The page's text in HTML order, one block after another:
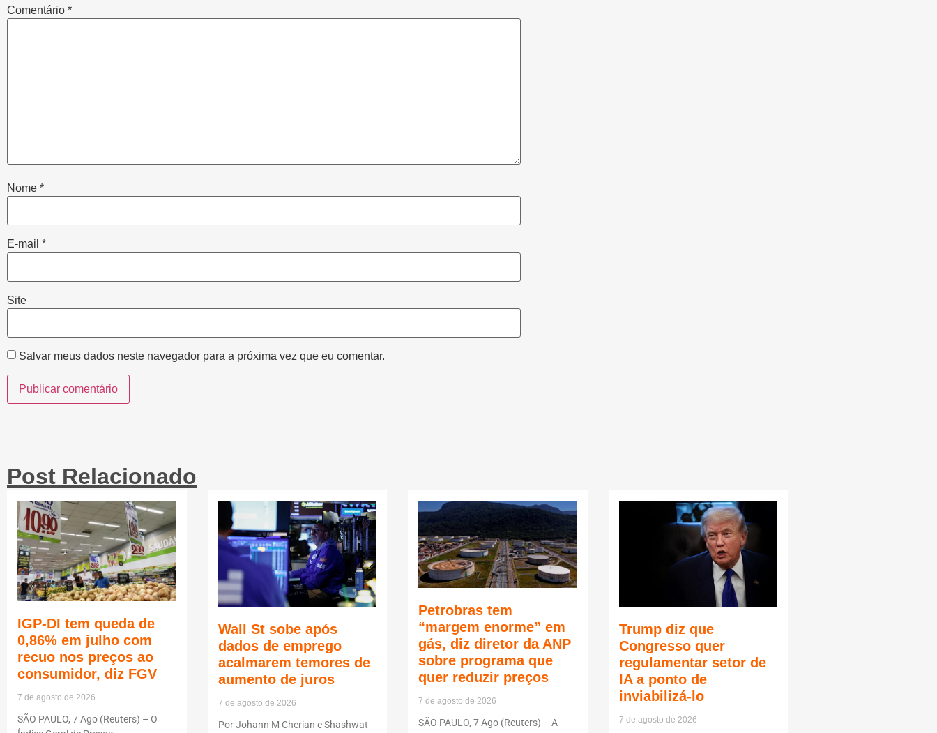
Comentário *
Nome *
E-mail *
Site
Salvar meus dados neste navegador para a próxima vez que eu comentar.
Post Relacionado
IGP-DI tem queda de
0,86% em julho com
recuo nos preços ao
consumidor, diz FGV
7 de agosto de 2026
SÃO PAULO, 7 Ago (Reuters) – O
Wall St sobe após
dados de emprego
acalmarem temores de
aumento de juros
7 de agosto de 2026
Por Johann M Cherian e Shashwat
Petrobras tem
“margem enorme” em
gás, diz diretor da ANP
sobre programa que
quer reduzir preços
7 de agosto de 2026
SÃO PAULO, 7 Ago (Reuters) – A
Trump diz que
Congresso quer
regulamentar setor de
IA a ponto de
inviabilizá-lo
7 de agosto de 2026